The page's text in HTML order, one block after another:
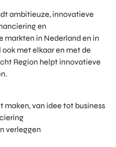
ambitieuze, innovatieve
en
markten in Nederland en in
met elkaar en met de
Region helpt innovatieve
maken, van idee tot business
verleggen